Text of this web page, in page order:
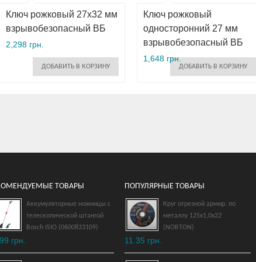
Ключ рожковый 27х32 мм
взрывобезопасный ВБ
2,298 грн.
ДОБАВИТЬ В КОРЗИНУ
Ключ рожковый
односторонний 27 мм
взрывобезопасный ВБ
1,648 грн.
ДОБАВИТЬ В КОРЗИНУ
Ключ накидной изогнутый
55х60 мм
взрывобезопасный ВБ
ТОВАРЫ
Аккумуляторные ножницы с
телескопической штангой
Bosch ISIO (0600833109)
грн.
ПОПУЛЯРНЫЕ ТОВАРЫ
Круг отрезной армир. по
металлу 125х1,0х22
(NORTON)
11.35 грн.